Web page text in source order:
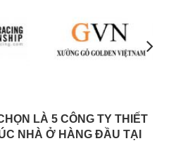
LÀ 5 CÔNG TY THIẾT
NHÀ Ở HÀNG ĐẦU TẠI